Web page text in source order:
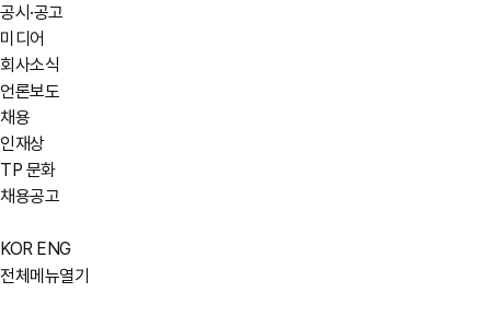
공시·공고
미디어
회사소식
언론보도
채용
인재상
TP 문화
채용공고
KOR ENG
전체메뉴열기